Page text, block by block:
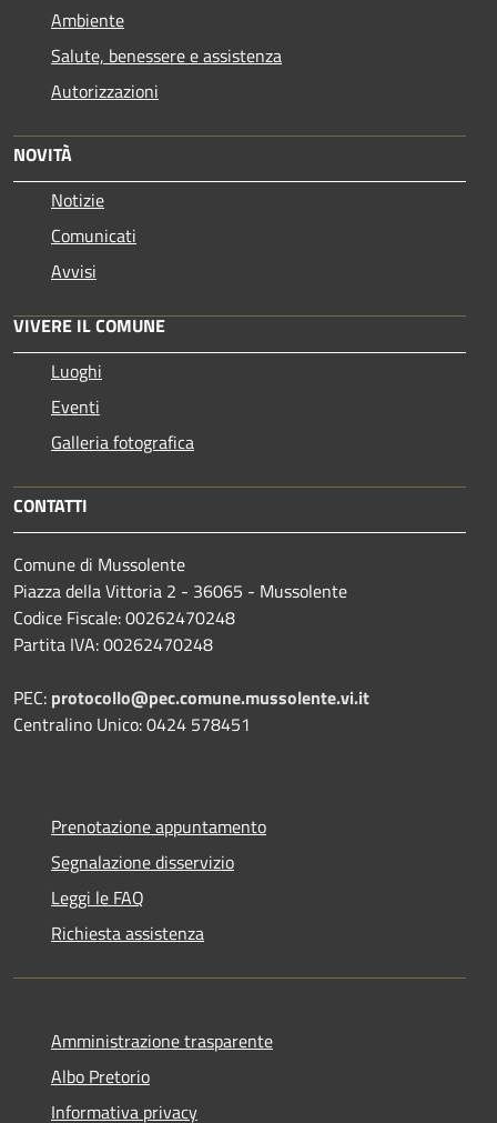
Ambiente
Salute, benessere e assistenza
Autorizzazioni
NOVITÀ
Notizie
Comunicati
Avvisi
VIVERE IL COMUNE
Luoghi
Eventi
Galleria fotografica
CONTATTI
Comune di Mussolente
Piazza della Vittoria 2 - 36065 - Mussolente
Codice Fiscale: 00262470248
Partita IVA: 00262470248
PEC: protocollo@pec.comune.mussolente.vi.it
Centralino Unico: 0424 578451
Prenotazione appuntamento
Segnalazione disservizio
Leggi le FAQ
Richiesta assistenza
Amministrazione trasparente
Albo Pretorio
Informativa privacy